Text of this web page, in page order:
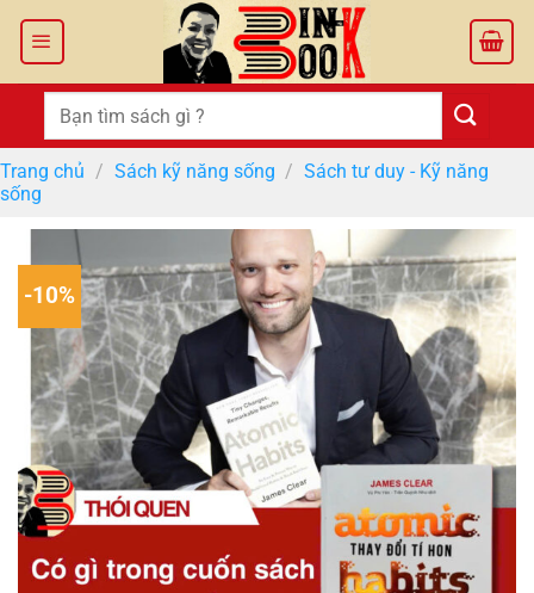
Tìm
kiếm:
Trang chủ / Sách kỹ năng sống / Sách tư duy - Kỹ năng
sống
-10%